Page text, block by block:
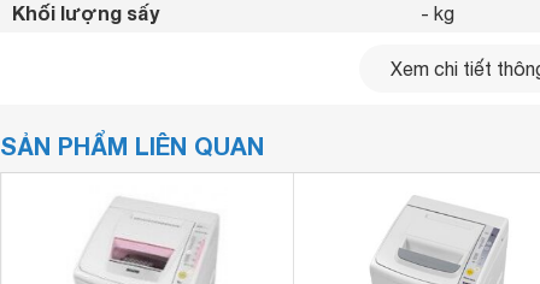
Khối lượng sấy - kg
117 lít
Tốc độ vắt
Kiểu động cơ
Chương trình hoạt động 7 chương
Xem chi tiết
SẢN PHẨM LIÊN QUAN